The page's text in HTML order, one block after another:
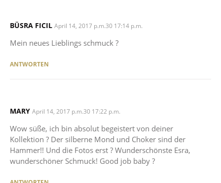
BÜSRA FICIL SAYS:
April 14, 2017 p.m.30 17:14 p.m.
Mein neues Lieblings schmuck ?
ANTWORTEN
MARY SAYS:
April 14, 2017 p.m.30 17:22 p.m.
Wow süße, ich bin absolut begeistert von deiner
Kollektion ? Der silberne Mond und Choker sind der
Hammer!! Und die Fotos erst ? Wunderschönste Esra,
wunderschöner Schmuck! Good job baby ?